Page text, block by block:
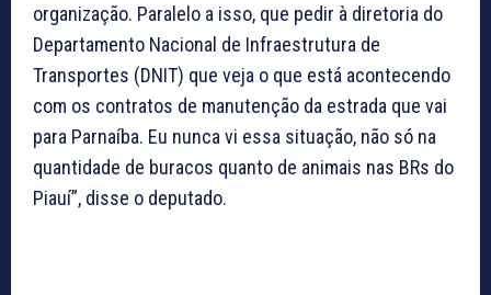
organização. Paralelo a isso, que pedir à diretoria do
Departamento Nacional de Infraestrutura de
Transportes (DNIT) que veja o que está acontecendo
com os contratos de manutenção da estrada que vai
para Parnaíba. Eu nunca vi essa situação, não só na
quantidade de buracos quanto de animais nas BRs do
Piauí”, disse o deputado.